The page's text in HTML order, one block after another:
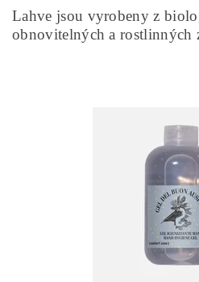
Lahve jsou vyrobeny z
obnovitelných a rostlinných